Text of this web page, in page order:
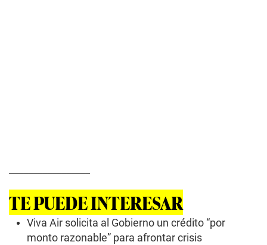
TE PUEDE INTERESAR
Viva Air solicita al Gobierno un crédito “por
monto razonable” para afrontar crisis